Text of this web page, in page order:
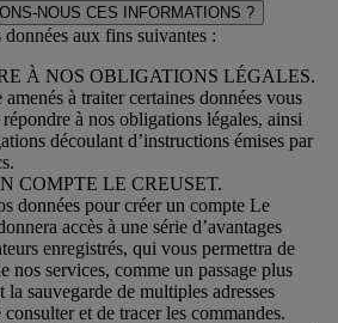
NOUS CES INFORMATIONS ?
aux fins suivantes :
À NOS OBLIGATIONS LÉGALES.
à traiter certaines données vous
à nos obligations légales, ainsi
découlant d’instructions émises par
COMPTE LE CREUSET.
données pour créer un compte Le
accès à une série d’avantages
enregistrés, qui vous permettra de
nos services, comme un passage plus
la sauvegarde de multiples adresses
et de tracer les commandes.